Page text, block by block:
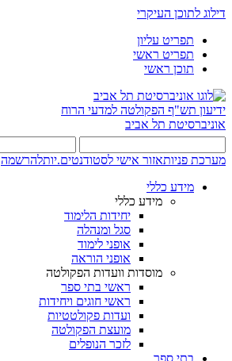
דילוג לתוכן העיקרי
תפריט עליון
תפריט ראשי
תוכן ראשי
ידיעון תש"ף הפקולטה למדעי הרוח
אוניברסיטת תל אביב
מערכת פניותאזור אישי לסטודנטים.יותלהרשמה
מידע כללי
מידע כללי
יחידות הלימוד
סגל ומנהלה
אופני לימוד
אופני הוראה
מוסדות וועדות הפקולטה
ראשי בתי ספר
ראשי חוגים ויחידות
ועדות פקולטטיות
מועצת הפקולטה
לזכר הנופלים
בתי ספר